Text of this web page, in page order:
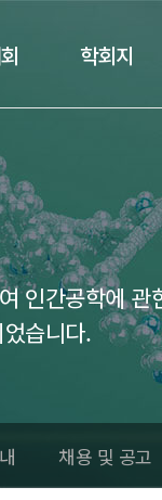
학회지
인간공학에
습니다.
채용 및 공고